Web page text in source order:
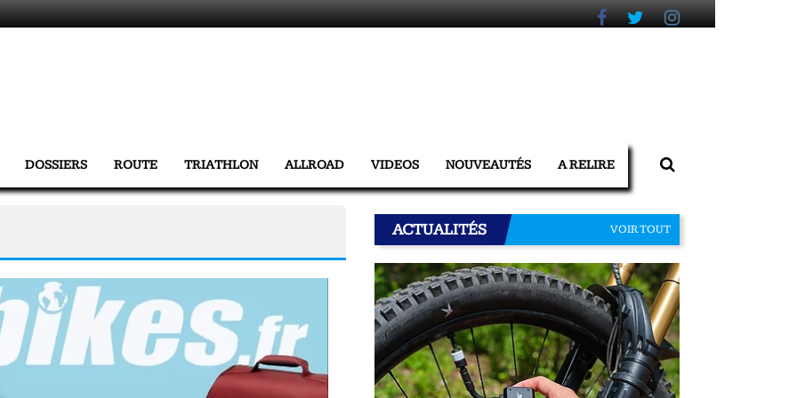
DOSSIERS ROUTE TRIATHLON ALLROAD VIDEOS NOUVEAUTÉS A RELIRE
ACTUALITÉS VOIR TOUT